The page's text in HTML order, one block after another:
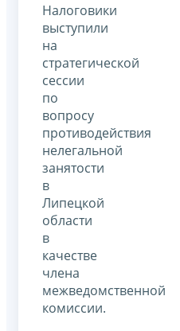
Налоговики
выступили
на
стратегической
сессии
по
вопросу
противодействия
нелегальной
занятости
в
Липецкой
области
в
качестве
члена
межведомственной
комиссии.